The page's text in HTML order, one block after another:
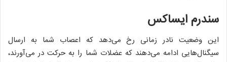
سندرم ایساکس
این وضعیت نادر زمانی رخ می‌دهد که اعصاب شما به ارسال
سیگنال‌هایی ادامه می‌دهند که عضلات شما را به حرکت در می‌آورند،